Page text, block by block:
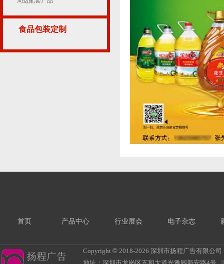
食品包装定制
首页 产品中心 行业展会 电子杂志
Copyright © 2018-2026 深圳市扬程广告有限公